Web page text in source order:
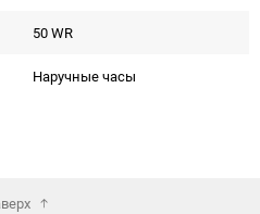
50 WR
Наручные часы